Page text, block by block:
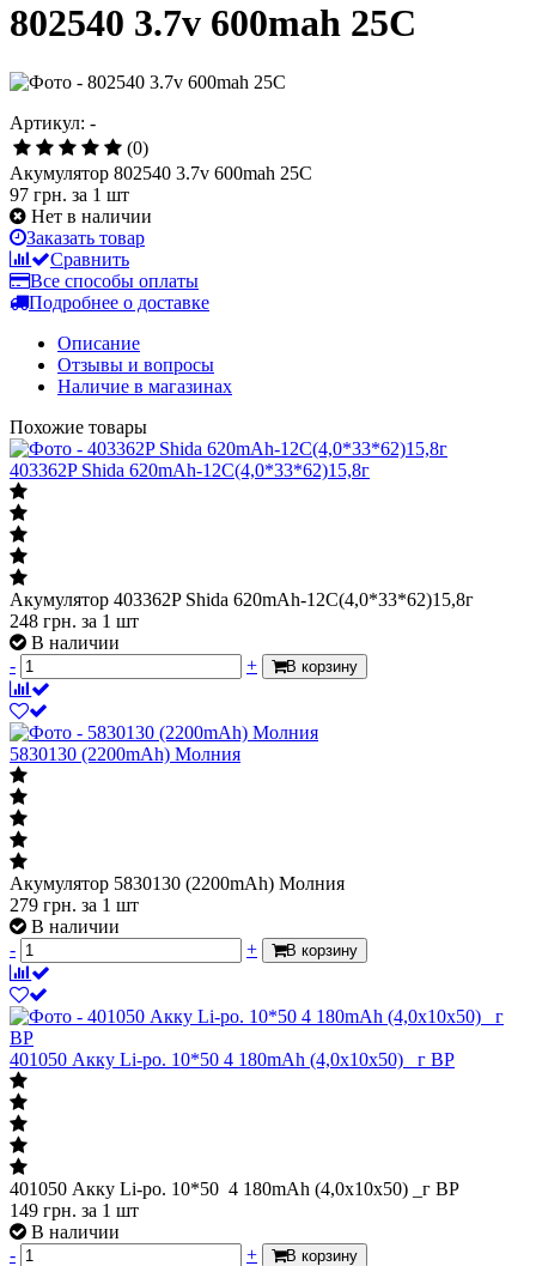
802540 3.7v 600mah 25C
Артикул: -
(0)
Акумулятор 802540 3.7v 600mah 25C
97 грн. за 1 шт
Нет в наличии
Заказать товар
Сравнить
Все способы оплаты
Подробнее о доставке
Описание
Отзывы и вопросы
Наличие в магазинах
Похожие товары
403362P Shida 620mAh-12C(4,0*33*62)15,8г
Акумулятор 403362P Shida 620mAh-12C(4,0*33*62)15,8г
248 грн. за 1 шт
В наличии
-
+ В корзину
5830130 (2200mAh) Молния
Акумулятор 5830130 (2200mAh) Молния
279 грн. за 1 шт
В наличии
-
+ В корзину
401050 Акку Li-po. 10*50 4 180mAh (4,0x10x50) _г BP
401050 Акку Li-po. 10*50 4 180mAh (4,0x10x50) _г BP
149 грн. за 1 шт
В наличии
-
+ В корзину